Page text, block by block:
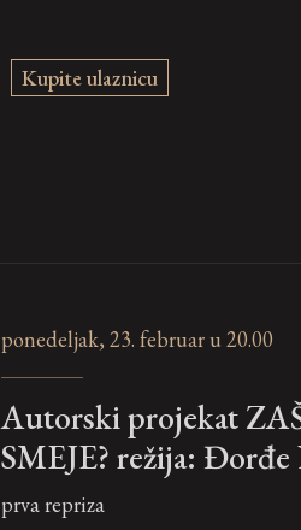
Kupite ulaznicu
ponedeljak, 23. februar u 20.00
Autorski projekat
SMEJE? režija: Đorđe
prva repriza